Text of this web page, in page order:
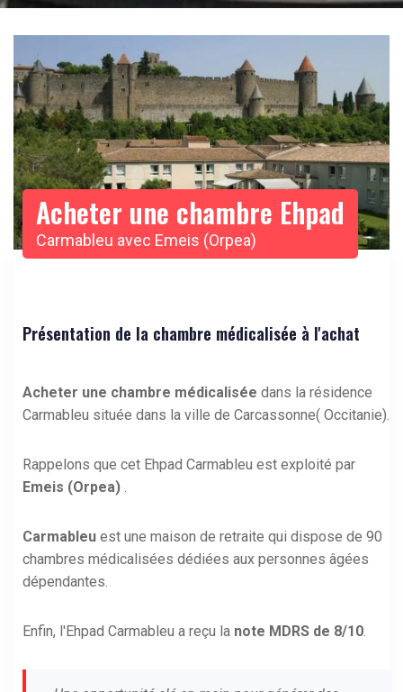
Acheter une chambre Ehpad
Carmableu avec Emeis (Orpea)
Présentation de la chambre médicalisée à l'achat
Acheter une chambre médicalisée dans la résidence
Carmableu située dans la ville de Carcassonne( Occitanie).
Rappelons que cet Ehpad Carmableu est exploité par
Emeis (Orpea) .
Carmableu est une maison de retraite qui dispose de 90
chambres médicalisées dédiées aux personnes âgées
dépendantes.
Enfin, l'Ehpad Carmableu a reçu la note MDRS de 8/10.